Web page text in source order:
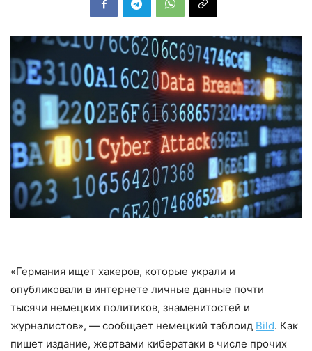
«Германия ищет хакеров, которые украли и
опубликовали в интернете личные данные почти
тысячи немецких политиков, знаменитостей и
журналистов», — сообщает немецкий таблоид Bild. Как
пишет издание, жертвами кибератаки в числе прочих